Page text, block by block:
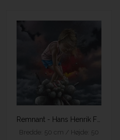
Bredde: 50 cm / Højde: 50